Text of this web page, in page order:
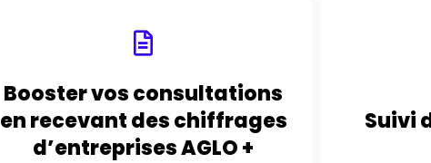
Booster vos consultations
en recevant des chiffrages
d’entreprises AGLO +
Booster vos consultations
en recevant des
chiffrages d’entreprises
AGLO +
Suivi
Suivi